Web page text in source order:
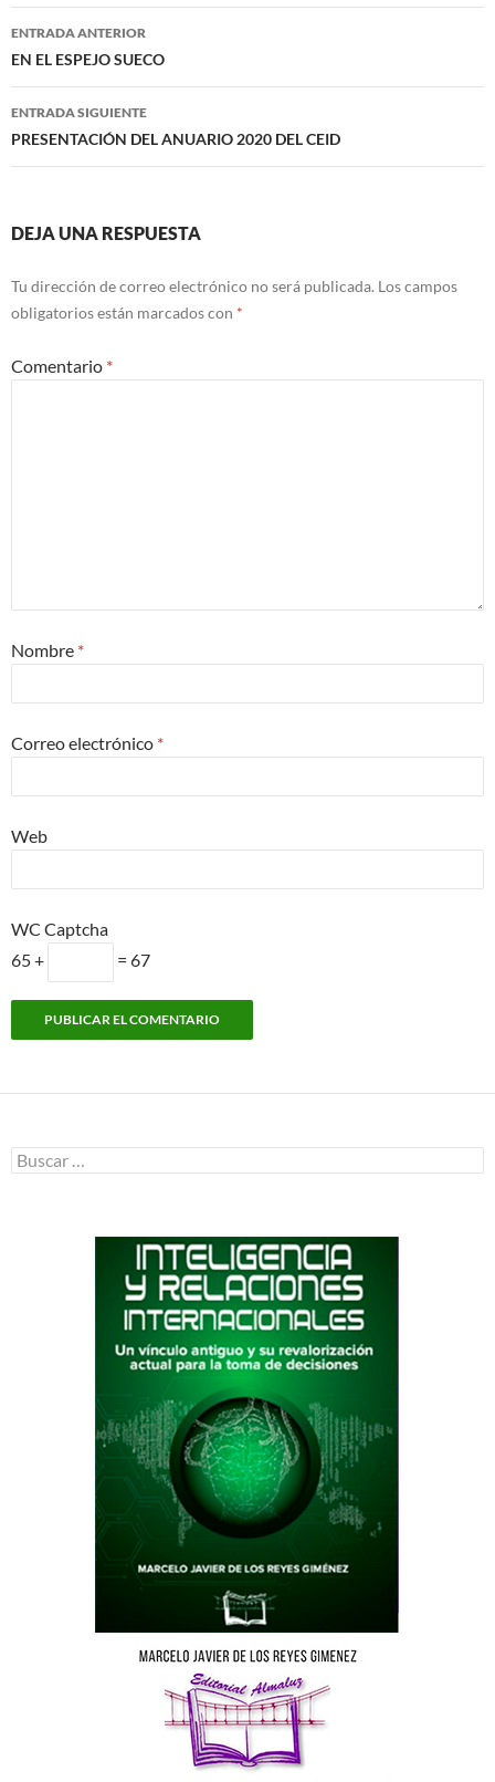
Navegación
de
entradas
ENTRADA ANTERIOR
EN EL ESPEJO SUECO
ENTRADA SIGUIENTE
PRESENTACIÓN DEL ANUARIO 2020 DEL CEID
DEJA UNA RESPUESTA
Tu dirección de correo electrónico no será publicada. Los campos
obligatorios están marcados con *
Comentario *
Nombre *
Correo electrónico *
Web
WC Captcha
65 +
= 67
Buscar: